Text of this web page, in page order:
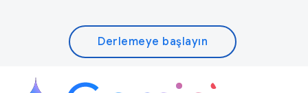
Derlemeye başlayın